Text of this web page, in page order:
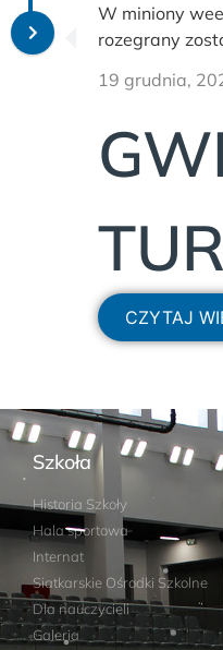
W miniony
rozegrany
CZYTAJ
19 grudnia,
Szkoła
Historia Szkoły
Hala sportowa
Internat
Siatkarskie Ośrodki Szkolne
Dla nauczycieli
Galeria